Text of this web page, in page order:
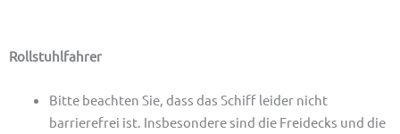
Rollstuhlfahrer
Bitte beachten Sie, dass das Schiff leider nicht
barrierefrei ist. Insbesondere sind die Freidecks und die